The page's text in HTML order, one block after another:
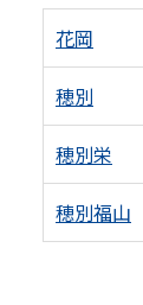
花岡
穂別
穂別栄
穂別福山